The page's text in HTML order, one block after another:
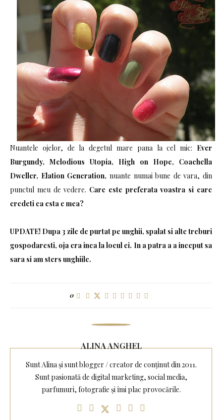
Nuantele ojelor, de la degetul mare pana la cel mic: Ever
Burgundy, Melodious Utopia, High on Hope, Coachella
Dweller, Elation Generation, nuante numai bune de vara, din
punctul meu de vedere. Care este preferata voastra si care
credeti ca esta e mea?
UPDATE! Dupa 3 zile de purtat pe unghii, spalat si alte treburi
gospodaresti, oja era inca la locul ei. In a patra a a inceput sa
sara si am sters unghiile.
0
ALINA ANGHEL
Sunt Alina și sunt blogger / creator de conținut din 2011.
Sunt pasionată de digital marketing, social media,
parfumuri, fotografie și îmi plac provocările.